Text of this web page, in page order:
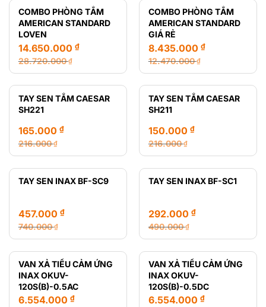
COMBO PHÒNG TẮM
AMERICAN STANDARD
LOVEN
28.720.000₫
Giá
gốc
là:
28.720.000 ₫.
14.650.000 ₫
Giá
hiện
tại
là:
COMBO PHÒNG TẮM
AMERICAN STANDARD
GIÁ RẺ
12.470.000₫
Giá
gốc
là:
12.470.000 ₫.
8.435.000 ₫
Giá
hiện
tại
là:
TAY SEN TẮM CAESAR
SH221
216.000₫
Giá
gốc
là:
165.000 ₫
Giá
hiện
tại
TAY SEN TẮM CAESAR
SH211
216.000₫
Giá
gốc
là:
150.000 ₫
Giá
hiện
tại
TAY SEN INAX BF-SC9
740.000₫
Giá
gốc
là:
740.000 ₫.
457.000 ₫
Giá
hiện
tại
là:
457.000 ₫.
TAY SEN INAX BF-SC1
490.000₫
Giá
gốc
là:
490.000 ₫.
292.000 ₫
Giá
hiện
tại
là:
292.000 ₫.
VAN XẢ TIỂU CẢM ỨNG
INAX OKUV-
120S(B)-0.5AC
6.554.000 ₫
VAN XẢ TIỂU CẢM ỨNG
INAX OKUV-
120S(B)-0.5DC
6.554.000 ₫